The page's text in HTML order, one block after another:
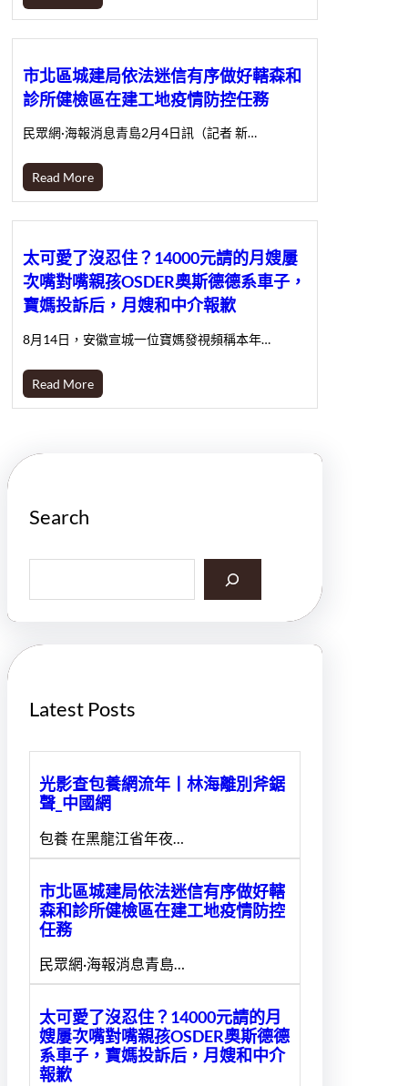
市北區城建局依法迷信有序做好轄森和
診所健檢區在建工地疫情防控任務
民眾網·海報消息青島2月4日訊（記者 新…
Read More
太可愛了沒忍住？14000元請的月嫂屢
次嘴對嘴親孩OSDER奧斯德德系車子，
寶媽投訴后，月嫂和中介報歉
8月14日，安徽宣城一位寶媽發視頻稱本年…
Read More
Search
a
h
Latest Posts
光影查包養網流年丨林海離別斧鋸
聲_中國網
包養 在黑龍江省年夜…
市北區城建局依法迷信有序做好轄
森和診所健檢區在建工地疫情防控
任務
民眾網·海報消息青島…
太可愛了沒忍住？14000元請的月
嫂屢次嘴對嘴親孩OSDER奧斯德德
系車子，寶媽投訴后，月嫂和中介
報歉